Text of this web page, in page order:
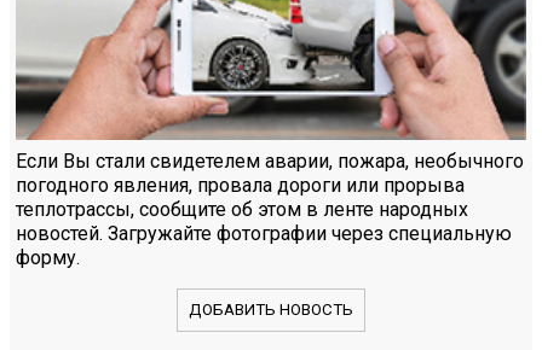
Если Вы стали свидетелем аварии, пожара, необычного
погодного явления, провала дороги или прорыва
теплотрассы, сообщите об этом в ленте народных
новостей. Загружайте фотографии через специальную
форму.
ДОБАВИТЬ НОВОСТЬ